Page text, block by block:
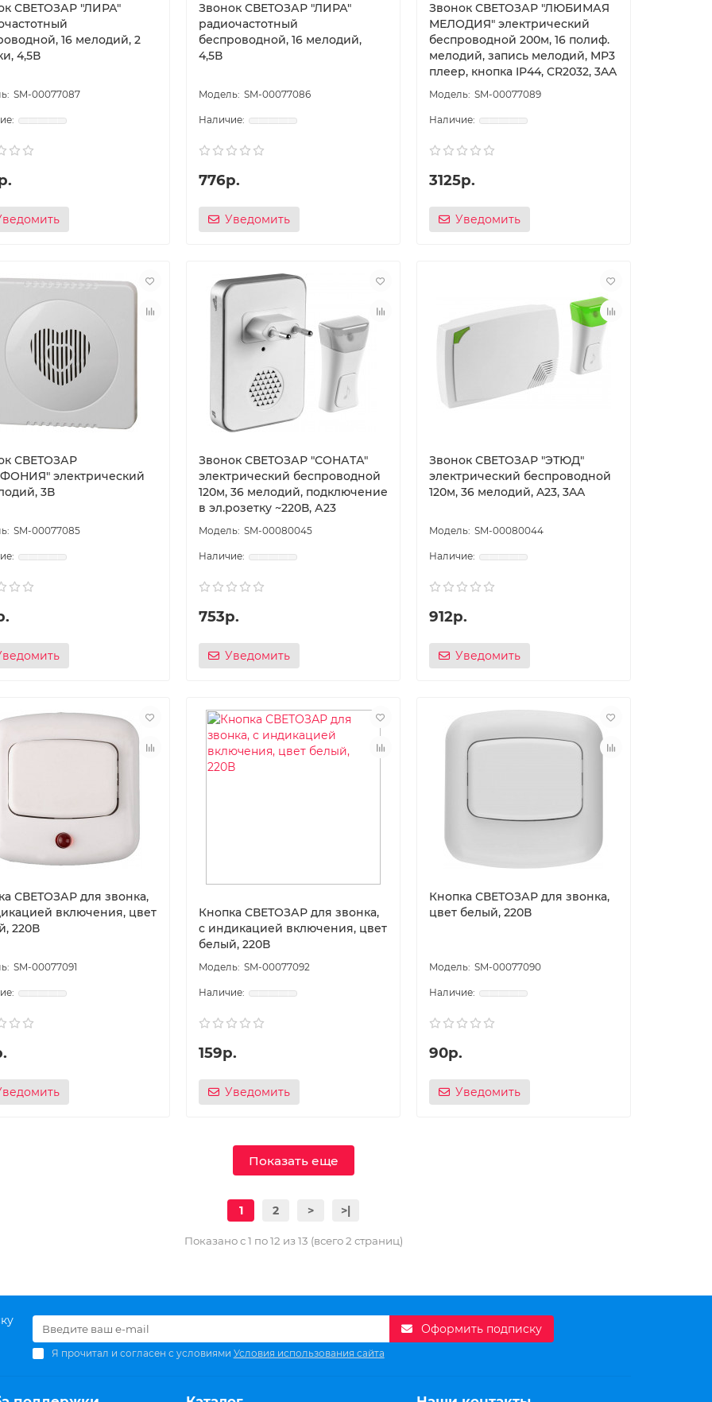
СВЕТОЗАР ″ЛИРА″
16 мелодий, 2
4,5В
SM-00077087
Звонок СВЕТОЗАР ″ЛИРА″
радиочастотный
беспроводной, 16 мелодий,
4,5В
SM-00077086
776р.
Уведомить
Звонок СВЕТОЗАР ″ЛЮБИМАЯ
МЕЛОДИЯ″ электрический
беспроводной 200м, 16 полиф.
мелодий, запись мелодий, MP3
плеер, кнопка IP44, CR2032, 3AA
SM-00077089
3125р.
Уведомить
СВЕТОЗАР
электрический
3В
SM-00077085
Звонок СВЕТОЗАР ″СОНАТА″
электрический беспроводной
120м, 36 мелодий, подключение
в эл.розетку ~220В, А23
SM-00080045
753р.
Уведомить
Звонок СВЕТОЗАР ″ЭТЮД″
электрический беспроводной
120м, 36 мелодий, A23, 3AA
SM-00080044
912р.
Уведомить
СВЕТОЗАР для звонка,
включения, цвет
220В
SM-00077091
Кнопка СВЕТОЗАР для звонка,
с индикацией включения, цвет
белый, 220В
SM-00077092
159р.
Уведомить
Кнопка СВЕТОЗАР для звонка,
цвет белый, 220В
SM-00077090
90р.
Уведомить
Показать еще
1 2 > >|
Показано с 1 по 12 из 13 (всего 2 страниц)
Оформить подписку
Я прочитал и согласен с условиями Условия использования сайта